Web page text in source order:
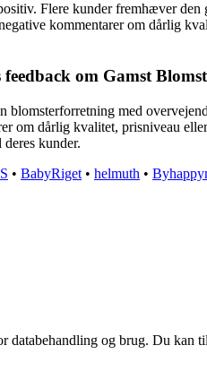
Flere kunder fremhæver
kommentarer om dårlig
om Gamst
blomsterforretning med
om dårlig kvalitet, prisniveau
kunder.
• BabyRiget • helmuth •
databehandling og brug. Du